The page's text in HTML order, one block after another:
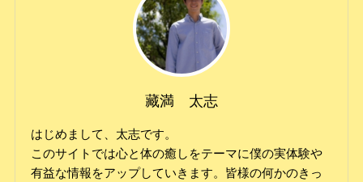
藏満 太志
はじめまして、太志です。
このサイトでは心と体の癒しをテーマに僕の実体験や
有益な情報をアップしていきます。皆様の何かのきっ